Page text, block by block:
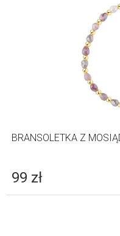
BRANSOLETKA Z
99 zł